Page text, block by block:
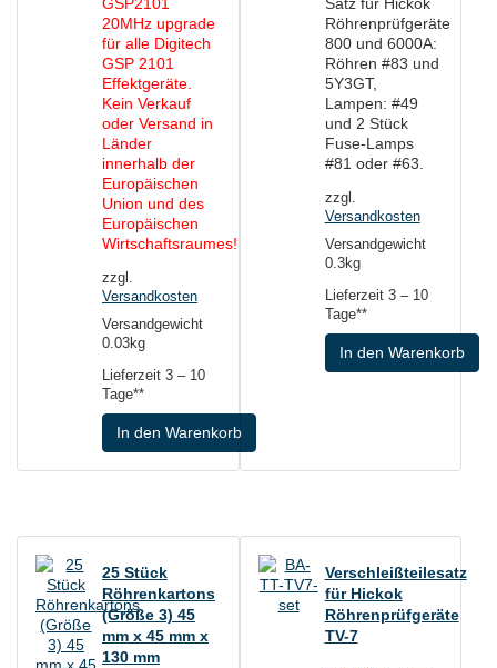
20MHz upgrade
für alle Digitech
GSP 2101
Effektgeräte.
Kein Verkauf
oder Versand in
Länder
innerhalb der
Europäischen
Union und des
Europäischen
Wirtschaftsraumes!
zzgl.
Versandkosten
Versandgewicht
0.03kg
Lieferzeit 3 – 10
Tage**
In den Warenkorb
Röhrenprüfgeräte
800 und 6000A:
Röhren #83 und
5Y3GT,
Lampen: #49
und 2 Stück
Fuse-Lamps
#81 oder #63.
zzgl.
Versandkosten
Versandgewicht
0.3kg
Lieferzeit 3 – 10
Tage**
In den Warenkorb
25 Stück
Röhrenkartons
(Größe 3) 45
mm x 45 mm x
130 mm
Verschleißteilesatz
für Hickok
Röhrenprüfgeräte
TV-7